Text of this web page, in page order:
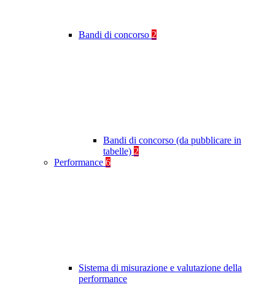
Bandi di concorso 2
Bandi di concorso (da pubblicare in
tabelle) 2
Performance 6
Sistema di misurazione e valutazione della
performance